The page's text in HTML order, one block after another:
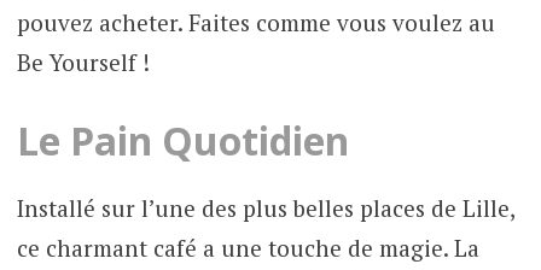
pouvez acheter. Faites comme vous voulez au
Be Yourself !
Le Pain Quotidien
Installé sur l’une des plus belles places de Lille,
ce charmant café a une touche de magie. La